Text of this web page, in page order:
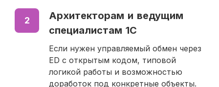
2
Архитекторам и ведущим
специалистам 1С
Если нужен управляемый обмен через
ED с открытым кодом, типовой
логикой работы и возможностью
доработок под конкретные объекты.